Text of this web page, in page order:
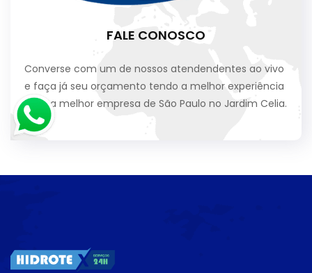
FALE CONOSCO
Converse com um de nossos atendendentes ao vivo
e faça já seu orçamento tendo a melhor experiência
com a melhor empresa de São Paulo no Jardim Celia.